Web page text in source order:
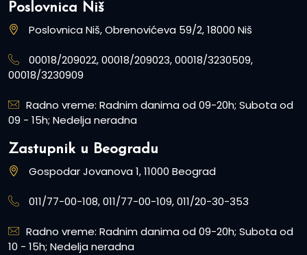
Poslovnica Niš
Poslovnica Niš, Obrenovićeva 59/2, 18000 Niš
00018/209022, 00018/209023, 00018/3230509,
00018/3230909
Radno vreme: Radnim danima od 09-20h; Subota od
09 - 15h; Nedelja neradna
Zastupnik u Beogradu
Gospodar Jovanova 1, 11000 Beograd
011/77-00-108, 011/77-00-109, 011/20-30-353
Radno vreme: Radnim danima od 09-20h; Subota od
10 - 15h; Nedelja neradna